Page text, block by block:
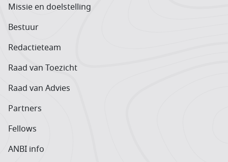
Missie en doelstelling
Bestuur
Redactieteam
Raad van Toezicht
Raad van Advies
Partners
Fellows
ANBI info